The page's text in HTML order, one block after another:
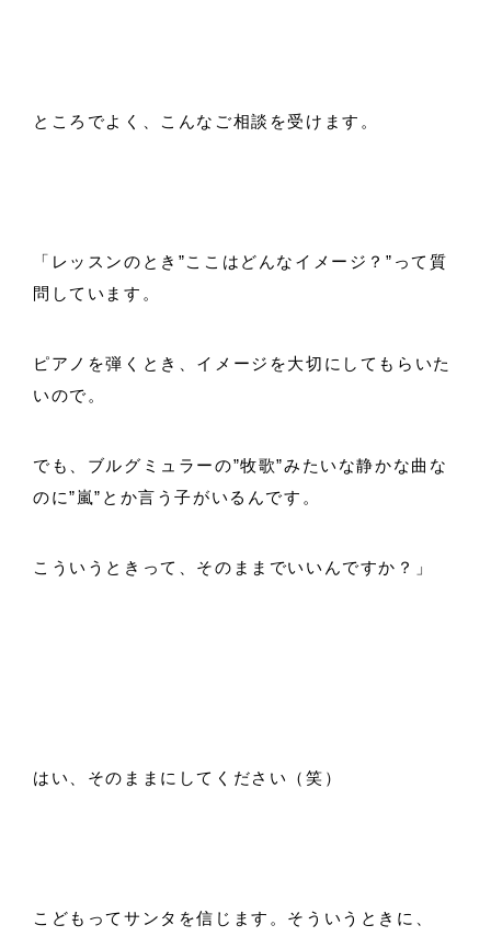
ところでよく、こんなご相談を受けます。
「レッスンのとき”ここはどんなイメージ？”って質
問しています。
ピアノを弾くとき、イメージを大切にしてもらいた
いので。
でも、ブルグミュラーの”牧歌”みたいな静かな曲な
のに”嵐”とか言う子がいるんです。
こういうときって、そのままでいいんですか？」
はい、そのままにしてください（笑）
こどもってサンタを信じます。そういうときに、